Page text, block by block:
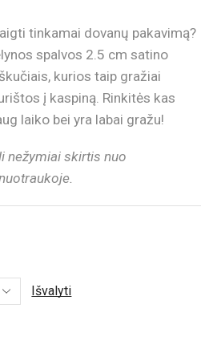
tinkamai dovanų pakavimą?
spalvos 2.5 cm satino
kurios taip gražiai
į kaspiną. Rinkitės kas
laiko bei yra labai gražu!
nežymiai skirtis nuo
Išvalyti